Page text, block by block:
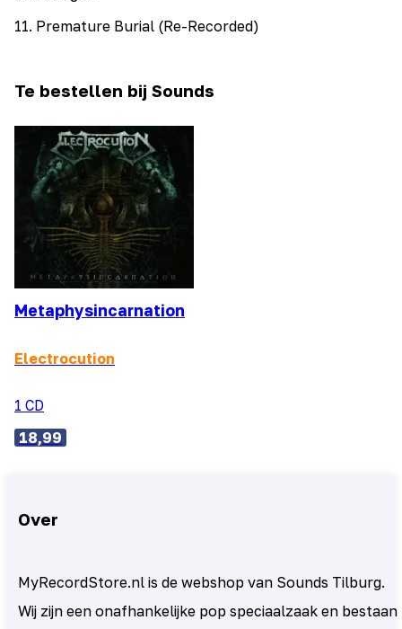
11. Premature Burial (Re-Recorded)
Te bestellen bij Sounds
Metaphysincarnation
Electrocution
1 CD
18,99
Over
MyRecordStore.nl is de webshop van Sounds Tilburg.
Wij zijn een onafhankelijke pop speciaalzaak en bestaan